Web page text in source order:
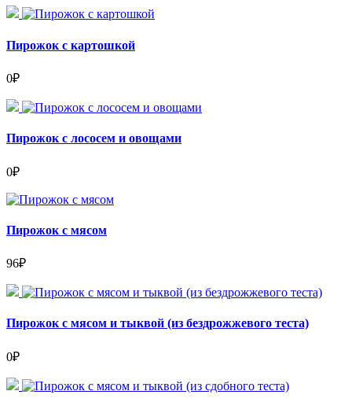
Пирожок с картошкой
0₽
Пирожок с лососем и овощами
0₽
Пирожок с мясом
96₽
Пирожок с мясом и тыквой (из бездрожжевого теста)
0₽